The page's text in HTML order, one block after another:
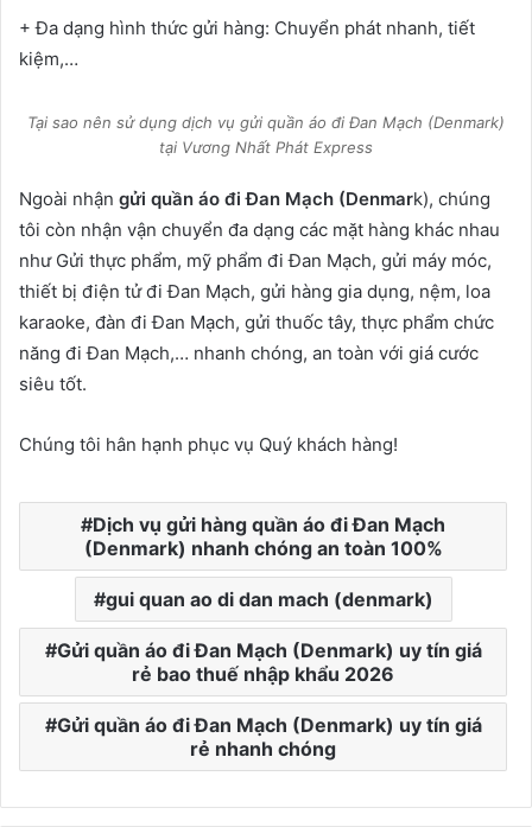
+ Đa dạng hình thức gửi hàng: Chuyển phát nhanh, tiết
kiệm,…
Tại sao nên sử dụng dịch vụ gửi quần áo đi Đan Mạch (Denmark)
tại Vương Nhất Phát Express
Ngoài nhận gửi quần áo đi Đan Mạch (Denmark), chúng
tôi còn nhận vận chuyển đa dạng các mặt hàng khác nhau
như Gửi thực phẩm, mỹ phẩm đi Đan Mạch, gửi máy móc,
thiết bị điện tử đi Đan Mạch, gửi hàng gia dụng, nệm, loa
karaoke, đàn đi Đan Mạch, gửi thuốc tây, thực phẩm chức
năng đi Đan Mạch,… nhanh chóng, an toàn với giá cước
siêu tốt.
Chúng tôi hân hạnh phục vụ Quý khách hàng!
Dịch vụ gửi hàng quần áo đi Đan Mạch
(Denmark) nhanh chóng an toàn 100%
gui quan ao di dan mach (denmark)
Gửi quần áo đi Đan Mạch (Denmark) uy tín giá
rẻ bao thuế nhập khẩu 2026
Gửi quần áo đi Đan Mạch (Denmark) uy tín giá
rẻ nhanh chóng